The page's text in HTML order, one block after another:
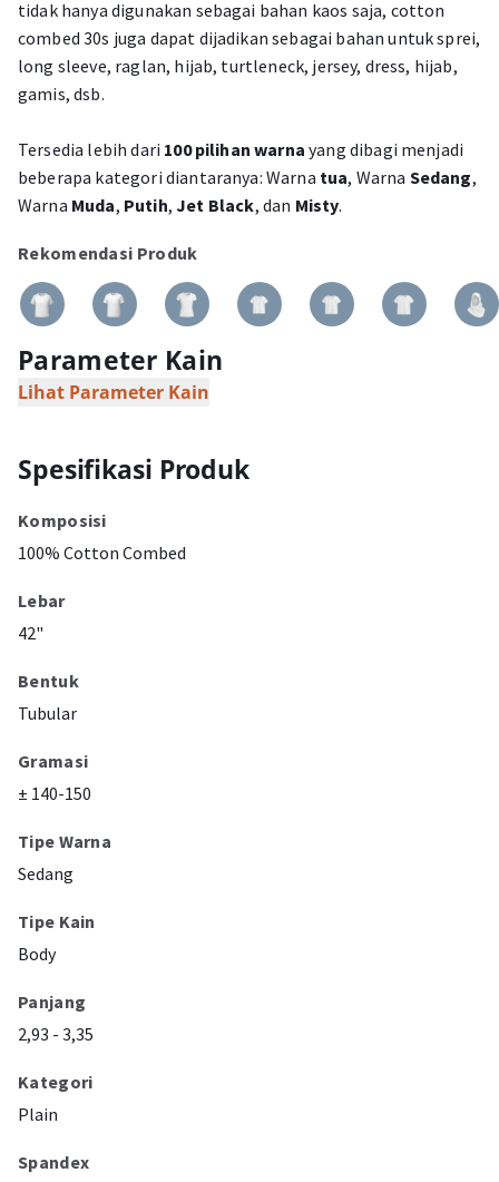
tidak hanya digunakan sebagai bahan kaos saja, cotton
combed 30s juga dapat dijadikan sebagai bahan untuk sprei,
long sleeve, raglan, hijab, turtleneck, jersey, dress, hijab,
gamis, dsb.
Tersedia lebih dari 100 pilihan warna yang dibagi menjadi
beberapa kategori diantaranya: Warna tua, Warna Sedang,
Warna Muda, Putih,Jet Black, dan Misty.
Rekomendasi Produk
Parameter Kain
Lihat Parameter Kain
Spesifikasi Produk
Komposisi
100% Cotton Combed
Lebar
42"
Bentuk
Tubular
Gramasi
± 140-150
Tipe Warna
Sedang
Tipe Kain
Body
Panjang
2,93 - 3,35
Kategori
Plain
Spandex